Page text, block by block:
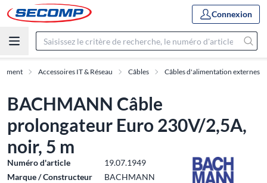
Connexion
Accessoires IT & Réseau Câbles Câbles d'alimentation externes
BACHMANN Câble
prolongateur Euro 230V/2,5A,
noir, 5 m
Numéro d'article
19.07.1949
Marque / Constructeur
BACHMANN